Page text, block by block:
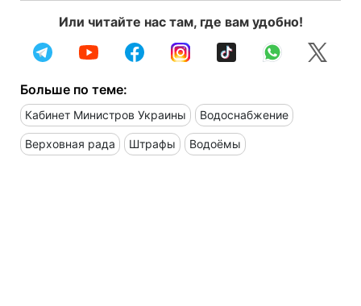
Или читайте нас там, где вам удобно!
Больше по теме:
Кабинет Министров Украины Водоснабжение
Верховная рада Штрафы Водоёмы